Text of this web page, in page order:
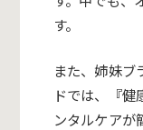
す。
また、姉妹
ドでは、『
ンタルケアが